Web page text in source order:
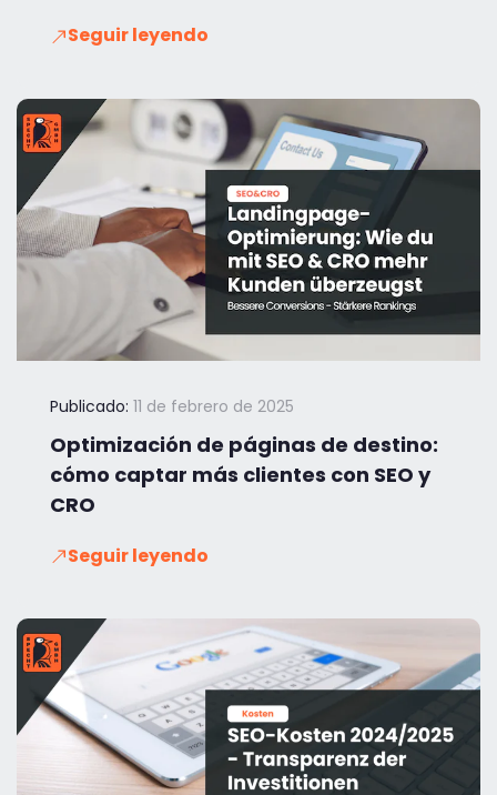
Seguir leyendo
Publicado: 11 de febrero de 2025
Optimización de páginas de destino:
cómo captar más clientes con SEO y
CRO
Seguir leyendo